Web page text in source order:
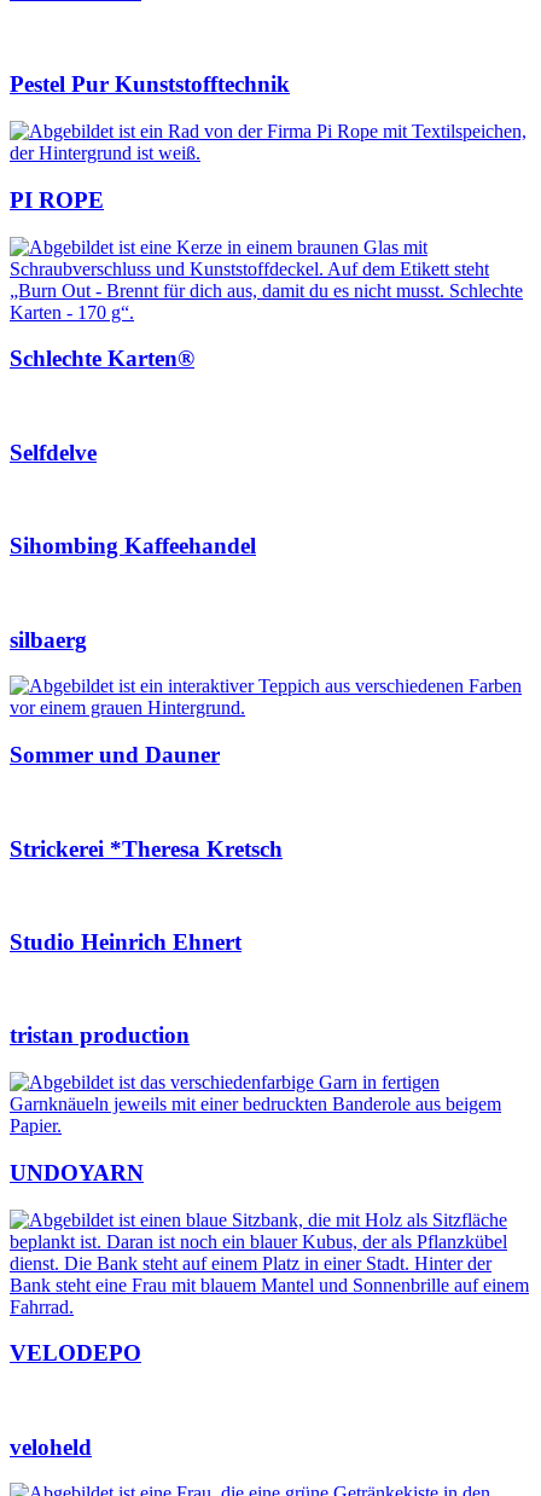
Pestel Pur Kunststofftechnik
PI ROPE
Schlechte Karten®
Selfdelve
Sihombing Kaffeehandel
silbaerg
Sommer und Dauner
Strickerei *Theresa Kretsch
Studio Heinrich Ehnert
tristan production
UNDOYARN
VELODEPO
veloheld